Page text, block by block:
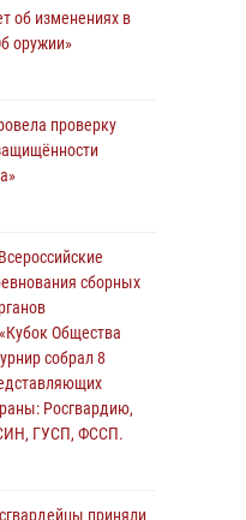
Аверин выступил на
участие в
безопасности во
ВДВ
росгвардейцы
Труда
об изменениях в
оружии»
проверку
сборных
Общества
собрал 8
Росгвардию,
ГУСП, ФССП.
приняли